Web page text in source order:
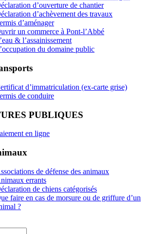
d’ouverture de chantier
d’achèvement des travaux
d’aménager
un commerce à Pont-l’Abbé
& l’assainissement
du domaine public
d’immatriculation (ex-carte grise)
de conduire
PUBLIQUES
en ligne
de défense des animaux
errants
de chiens catégorisés
faire en cas de morsure ou de griffure d’un
?